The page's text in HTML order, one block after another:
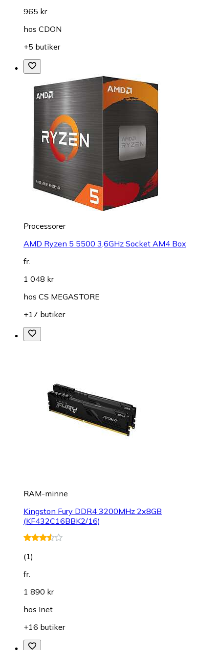
965 kr
hos CDON
+5 butiker
Processorer
AMD Ryzen 5 5500 3,6GHz Socket AM4 Box
fr.
1 048 kr
hos CS MEGASTORE
+17 butiker
RAM-minne
Kingston Fury DDR4 3200MHz 2x8GB
(KF432C16BBK2/16)
(1)
fr.
1 890 kr
hos Inet
+16 butiker